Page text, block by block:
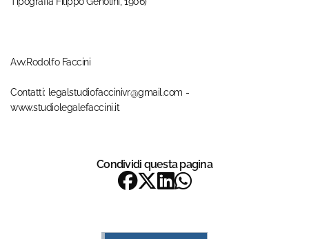
Avv.Rodolfo Faccini
Contatti: legalstudiofaccinivr@gmail.com -
www.studiolegalefaccini.it
Condividi questa pagina